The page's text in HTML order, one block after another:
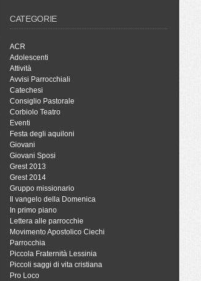
CATEGORIE
ACR
Adolescenti
Attività
Avvisi Parrocchiali
Catechesi
Consiglio Pastorale
Corbiolo Teatro
Eventi
Festa degli aquiloni
Giovani
Giovani Sposi
Grest 2013
Grest 2014
Gruppo missionario
Il vangelo della Domenica
In primo piano
Lettera alle parrocchie
Movimento Apostolico Ciechi
Parrocchia
Piccola Fraternità Lessinia
Piccoli saggi di vita cristiana
Pro Loco